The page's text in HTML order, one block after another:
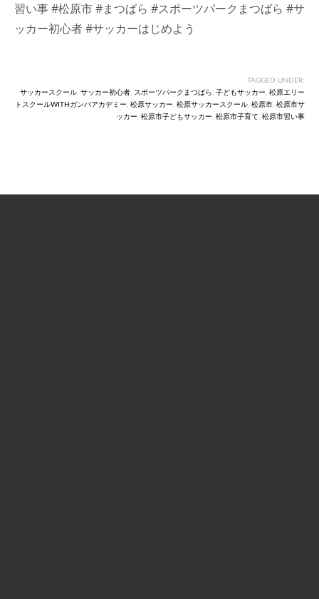
イベント告知
イベント実績
未分類
ログイン
習い事 #松原市 #まつばら #スポーツパークまつばら #サ
ッカー初心者 #サッカーはじめよう
TAGGED UNDER:
サッカースクール, サッカー初心者, スポーツパークまつばら , 子どもサッカー , 松原エリー
トスクールWITHガンバアカデミー , 松原サッカー , 松原サッカースクール, 松原市, 松原市サ
ッカー , 松原市子どもサッカー , 松原市子育て , 松原市習い事